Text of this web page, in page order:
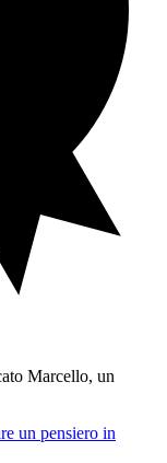
Marcello, un
un pensiero in